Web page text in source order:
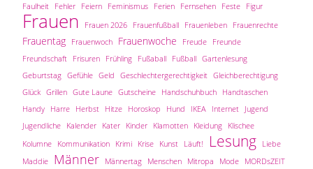
Faulheit Fehler Feiern Feminismus Ferien Fernsehen Feste Figur
Frauen Frauen 2026 Frauenfußball Frauenleben Frauenrechte
Frauentag Frauenwoch Frauenwoche Freude Freunde
Freundschaft Frisuren Frühling Fußaball Fußball Gartenlesung
Geburtstag Gefühle Geld Geschlechtergerechtigkeit Gleichberechtigung
Glück Grillen Gute Laune Gutscheine Handschuhbuch Handtaschen
Handy Harre Herbst Hitze Horoskop Hund IKEA Internet Jugend
Jugendliche Kalender Kater Kinder Klamotten Kleidung Klischee
Kolumne Kommunikation Krimi Krise Kunst Läuft! Lesung Liebe
Maddie Männer Männertag Menschen Mitropa Mode MORDsZEIT